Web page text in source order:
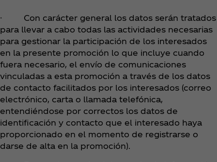
· Con carácter general los datos serán tratados
para llevar a cabo todas las actividades necesarias
para gestionar la participación de los interesados
en la presente promoción lo que incluye cuando
fuera necesario, el envío de comunicaciones
vinculadas a esta promoción a través de los datos
de contacto facilitados por los interesados (correo
electrónico, carta o llamada telefónica,
entendiéndose por correctos los datos de
identificación y contacto que el interesado haya
proporcionado en el momento de registrarse o
darse de alta en la promoción).